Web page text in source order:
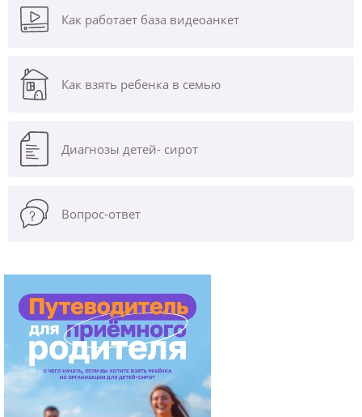
Как работает база видеоанкет
Как взять ребенка в семью
Диагнозы детей- сирот
Вопрос-ответ